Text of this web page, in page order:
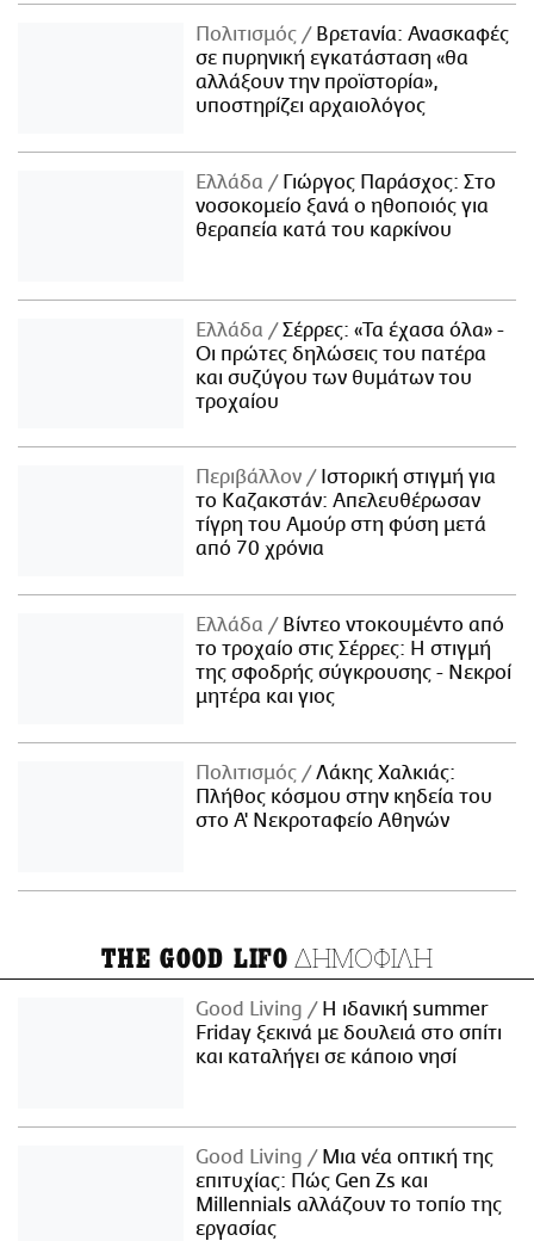
Πολιτισμός
Βρετανία: Ανασκαφές
σε πυρηνική εγκατάσταση «θα
αλλάξουν την προϊστορία»,
υποστηρίζει αρχαιολόγος
Ελλάδα
Γιώργος Παράσχος: Στο
νοσοκομείο ξανά ο ηθοποιός για
θεραπεία κατά του καρκίνου
Ελλάδα
Σέρρες: «Τα έχασα όλα» -
Οι πρώτες δηλώσεις του πατέρα
και συζύγου των θυμάτων του
τροχαίου
Περιβάλλον
Ιστορική στιγμή για
το Καζακστάν: Απελευθέρωσαν
τίγρη του Αμούρ στη φύση μετά
από 70 χρόνια
Ελλάδα
Βίντεο ντοκουμέντο από
το τροχαίο στις Σέρρες: Η στιγμή
της σφοδρής σύγκρουσης - Νεκροί
μητέρα και γιος
Πολιτισμός
Λάκης Χαλκιάς:
Πλήθος κόσμου στην κηδεία του
στο Α' Νεκροταφείο Αθηνών
THE GOOD LIFO ΔΗΜΟΦΙΛΗ
Good Living
Η ιδανική summer
Friday ξεκινά με δουλειά στο σπίτι
και καταλήγει σε κάποιο νησί
Good Living
Μια νέα οπτική της
επιτυχίας: Πώς Gen Zs και
Millennials αλλάζουν το τοπίο της
εργασίας